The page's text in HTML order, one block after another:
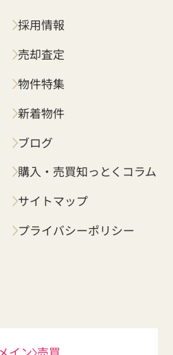
採用情報
売却査定
物件特集
新着物件
ブログ
購入・売買知っとくコラム
サイトマップ
プライバシーポリシー